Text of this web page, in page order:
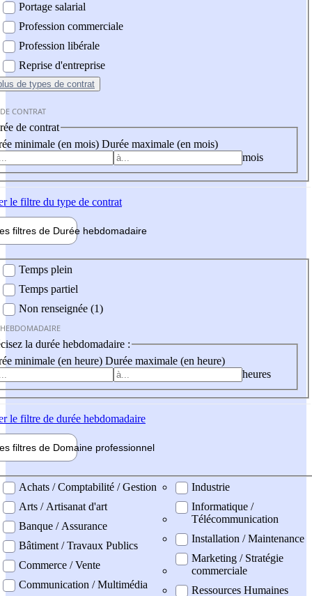
Portage salarial
Profession commerciale
Profession libérale
Reprise d'entreprise
de types de contrat
CONTRAT
de contrat
minimale (en mois) Durée maximale (en mois)
mois
le filtre du type de contrat
filtres de Durée hebdomadaire
Temps plein
Temps partiel
Non renseignée (1)
la durée hebdomadaire :
minimale (en heure) Durée maximale (en heure)
heures
le filtre de durée hebdomadaire
filtres de Domaine professionnel
professionel
Achats / Comptabilité / Gestion
Arts / Artisanat d'art
Banque / Assurance
Bâtiment / Travaux Publics
Commerce / Vente
Communication / Multimédia
Industrie
Informatique /
Télécommunication
Installation / Maintenance
Marketing / Stratégie
commerciale
Ressources Humaines